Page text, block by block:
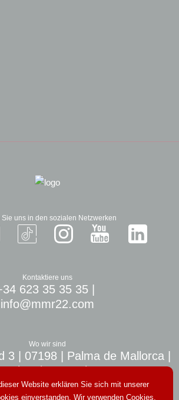
Sie uns in den sozialen Netzwerken
Kontaktiere uns
623 35 35 35
info@mmr22.com
Wo wir sind
3 | 07198 | Palma de Mallorca |
min. airport Palma
Website erklären Sie sich mit unserer
einverstanden. Wir verwenden Cookies,